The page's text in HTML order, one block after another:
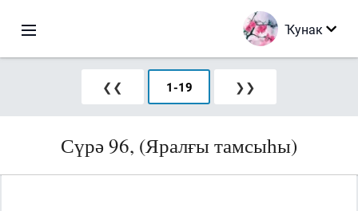
Ҡунак
❮❮ 1-19 ❯❯
Сүрә 96, (Яралғы тамсыһы)